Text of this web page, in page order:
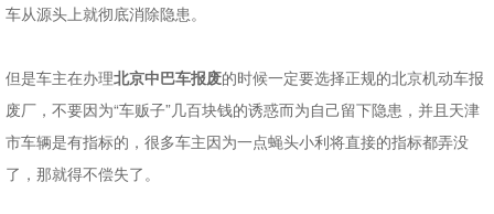
车从源头上就彻底消除隐患。
但是车主在办理北京中巴车报废的时候一定要选择正规的北京机动车报
废厂，不要因为“车贩子”几百块钱的诱惑而为自己留下隐患，并且天津
市车辆是有指标的，很多车主因为一点蝇头小利将直接的指标都弄没
了，那就得不偿失了。